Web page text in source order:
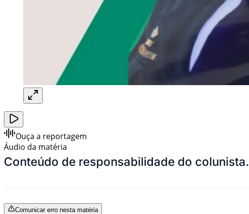
Ouça a reportagem
Áudio da matéria
Conteúdo de responsabilidade do colunista.
Comunicar erro nesta matéria